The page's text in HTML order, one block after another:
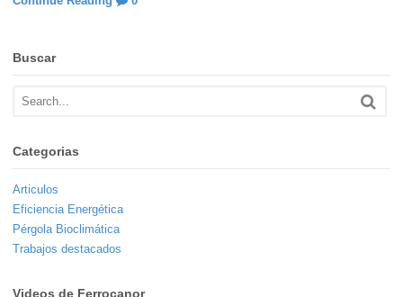
Buscar
Categorias
Articulos
Eficiencia Energética
Pérgola Bioclimática
Trabajos destacados
Videos de Ferrocanor